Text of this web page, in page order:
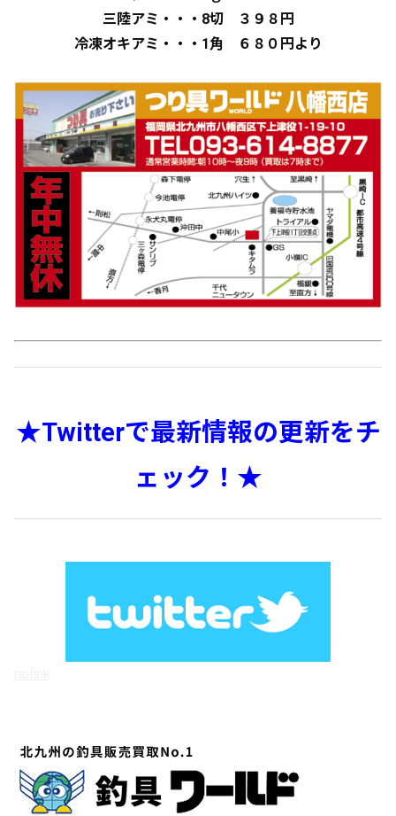
三陸アミ・・・8切 ３９８円
冷凍オキアミ・・・1角 ６８０円より
★Twitterで最新情報の更新をチ
ェック！★